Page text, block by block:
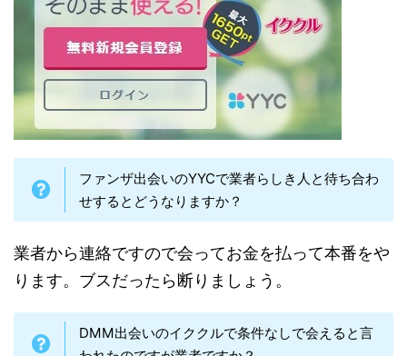
ファンザ出会いのYYCで業者らしき人と待ち合わ
せするとどうなりますか？
業者から連絡ですので会ってお金を払って本番をや
ります。ブスだったら断りましょう。
DMM出会いのイククルで条件なしで会えると言